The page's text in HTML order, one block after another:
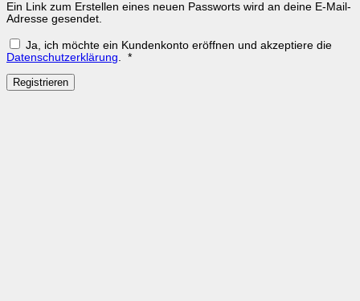
Ein Link zum Erstellen eines neuen Passworts wird an deine E-Mail-
Adresse gesendet.
Ja, ich möchte ein Kundenkonto eröffnen und akzeptiere die
Datenschutzerklärung
*Erforderlich
Registrieren